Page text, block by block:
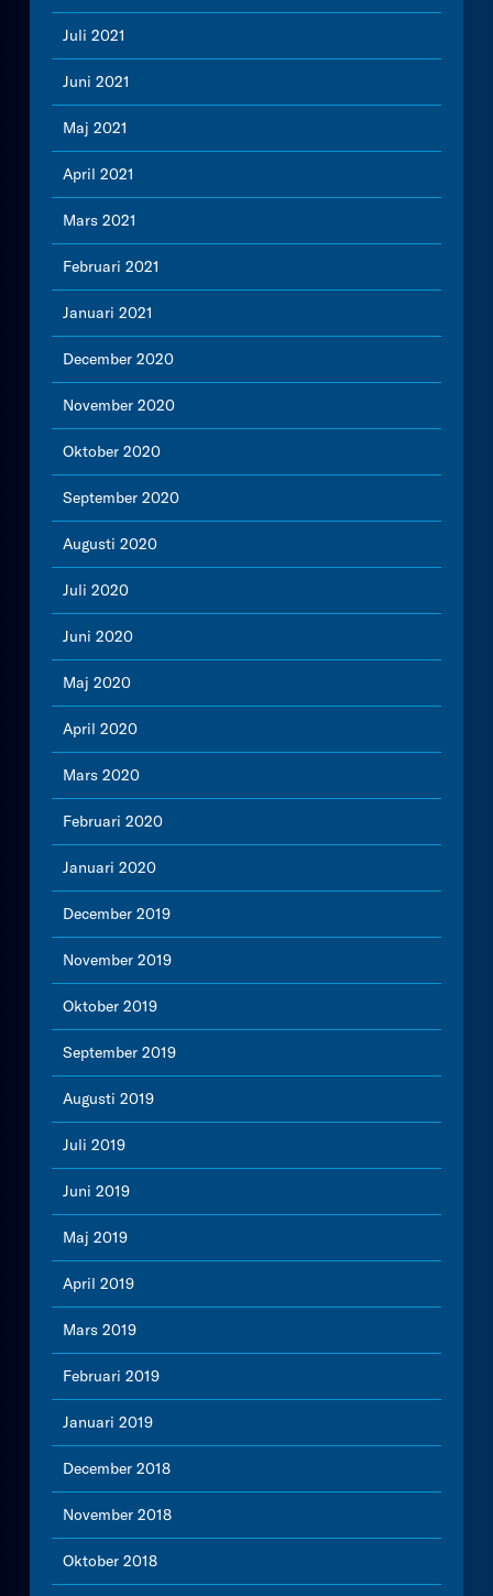
Juli 2021
Juni 2021
Maj 2021
April 2021
Mars 2021
Februari 2021
Januari 2021
December 2020
November 2020
Oktober 2020
September 2020
Augusti 2020
Juli 2020
Juni 2020
Maj 2020
April 2020
Mars 2020
Februari 2020
Januari 2020
December 2019
November 2019
Oktober 2019
September 2019
Augusti 2019
Juli 2019
Juni 2019
Maj 2019
April 2019
Mars 2019
Februari 2019
Januari 2019
December 2018
November 2018
Oktober 2018